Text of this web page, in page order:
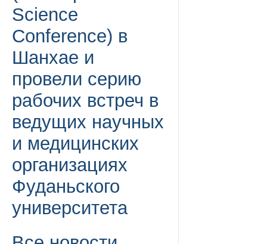
Science
Conference) в
Шанхае и
провели серию
рабочих встреч в
ведущих научных
и медицинских
организациях
Фуданьского
университета